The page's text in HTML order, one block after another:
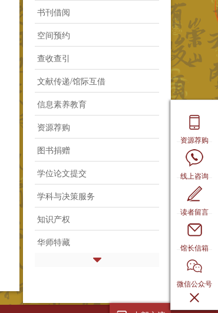
书刊借阅
空间预约
查收查引
文献传递/馆际互借
信息素养教育
资源荐购
图书捐赠
学位论文提交
学科与决策服务
知识产权
华师特藏
资源荐购
线上咨询
读者留言
馆长信箱
微信公众号